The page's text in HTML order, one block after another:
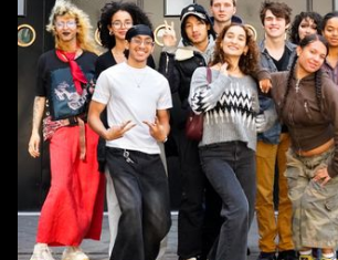
houdt. Lijkt de Melkweg jou een te gekke
werkervaring op te doen? Wij houden
periodes aan, met een start in
in mei) en februari (aanmelden kan in
de vacaturepagina op deze website in de